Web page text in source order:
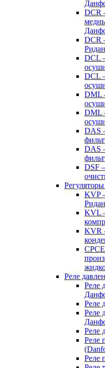
DCR
DCR
Ридан
DCL
DCL
DML
DML
DAS
DAS
DSF
KVP
Ридан
KVL
KVR
Реле
Реле
Реле
Реле
Реле
Реле
Реле